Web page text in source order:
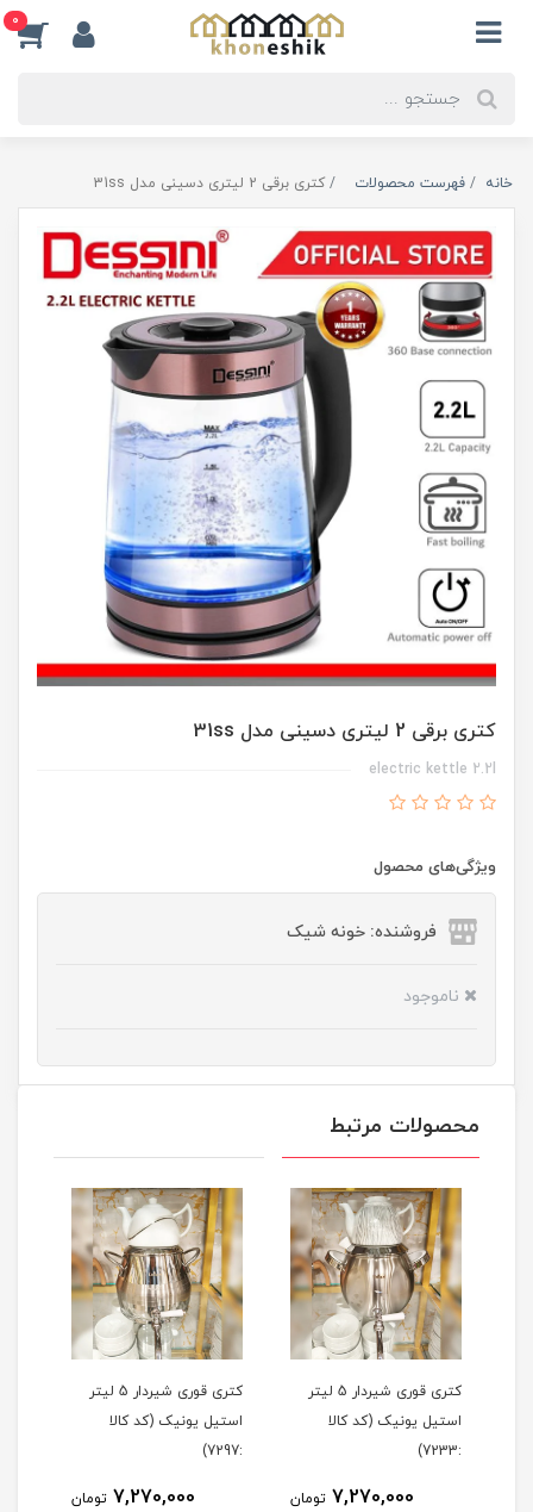
0
خانه فهرست محصولات کتری برقی 2 لیتری دسینی مدل 31ss
کتری برقی 2 لیتری دسینی مدل 31ss
electric kettle 2.2l
ویژگی‌های محصول
فروشنده: خونه شیک
ناموجود
محصولات مرتبط
کتری قوری شیردار 5 لیتر
استیل یونیک (کد کالا
:7233)
7,270,000 تومان
کتری قوری شیردار 5 لیتر
استیل یونیک (کد کالا
:7297)
7,270,000 تومان